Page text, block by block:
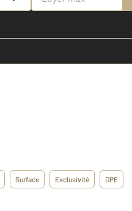
Surface Exclusivité DPE